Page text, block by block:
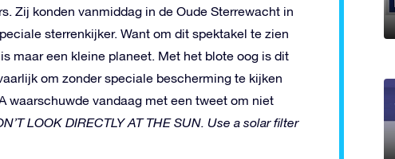
Zij konden vanmiddag in de Oude Sterrewacht in
sterrenkijker. Want om dit spektakel te zien
maar een kleine planeet. Met het blote oog is dit
om zonder speciale bescherming te kijken
waarschuwde vandaag met een tweet om niet
LOOK DIRECTLY AT THE SUN. Use a solar filter